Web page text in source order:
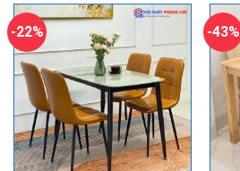
8.300.000₫.
-22% -43%